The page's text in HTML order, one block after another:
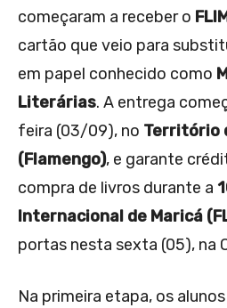
começaram a receber o
cartão que veio para
em papel conhecido como
Literárias. A entrega
feira (03/09), no Território
(Flamengo), e garante
compra de livros durante a
Internacional de Maricá
portas nesta sexta (05), na
Na primeira etapa, os